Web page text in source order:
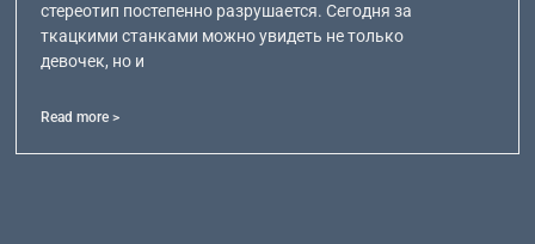
стереотип постепенно разрушается. Сегодня за
ткацкими станками можно увидеть не только
девочек, но и
Read more >